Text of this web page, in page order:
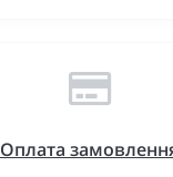
Оплата